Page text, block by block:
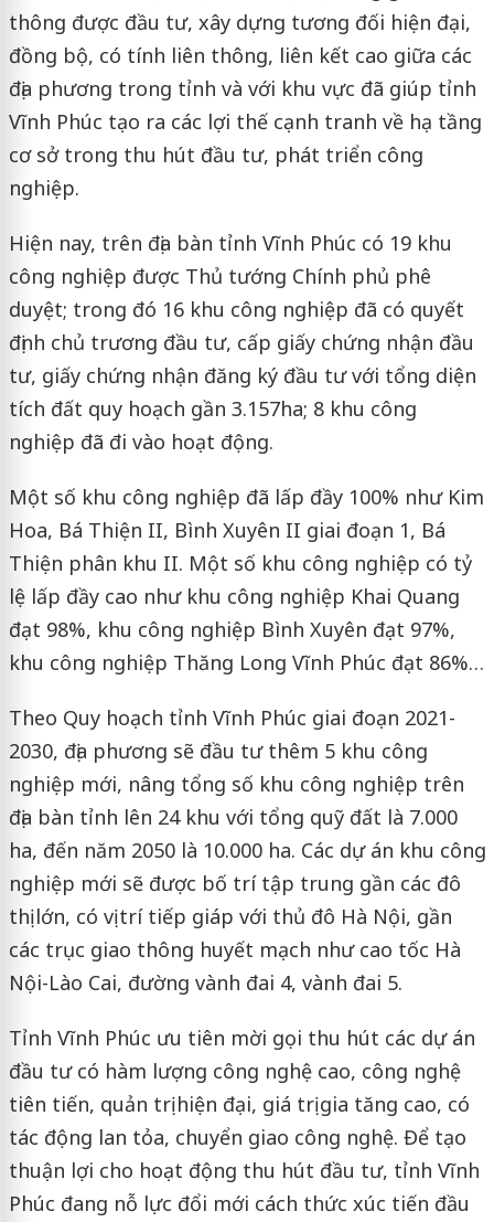
thông được đầu tư, xây dựng tương đối hiện đại,
đồng bộ, có tính liên thông, liên kết cao giữa các
địa phương trong tỉnh và với khu vực đã giúp tỉnh
Vĩnh Phúc tạo ra các lợi thế cạnh tranh về hạ tầng
cơ sở trong thu hút đầu tư, phát triển công
nghiệp.
Hiện nay, trên địa bàn tỉnh Vĩnh Phúc có 19 khu
công nghiệp được Thủ tướng Chính phủ phê
duyệt; trong đó 16 khu công nghiệp đã có quyết
định chủ trương đầu tư, cấp giấy chứng nhận đầu
tư, giấy chứng nhận đăng ký đầu tư với tổng diện
tích đất quy hoạch gần 3.157ha; 8 khu công
nghiệp đã đi vào hoạt động.
Một số khu công nghiệp đã lấp đầy 100% như Kim
Hoa, Bá Thiện II, Bình Xuyên II giai đoạn 1, Bá
Thiện phân khu II. Một số khu công nghiệp có tỷ
lệ lấp đầy cao như khu công nghiệp Khai Quang
đạt 98%, khu công nghiệp Bình Xuyên đạt 97%,
khu công nghiệp Thăng Long Vĩnh Phúc đạt 86%…
Theo Quy hoạch tỉnh Vĩnh Phúc giai đoạn 2021-
2030, địa phương sẽ đầu tư thêm 5 khu công
nghiệp mới, nâng tổng số khu công nghiệp trên
địa bàn tỉnh lên 24 khu với tổng quỹ đất là 7.000
ha, đến năm 2050 là 10.000 ha. Các dự án khu công
nghiệp mới sẽ được bố trí tập trung gần các đô
thị lớn, có vị trí tiếp giáp với thủ đô Hà Nội, gần
các trục giao thông huyết mạch như cao tốc Hà
Nội-Lào Cai, đường vành đai 4, vành đai 5.
Tỉnh Vĩnh Phúc ưu tiên mời gọi thu hút các dự án
đầu tư có hàm lượng công nghệ cao, công nghệ
tiên tiến, quản trị hiện đại, giá trị gia tăng cao, có
tác động lan tỏa, chuyển giao công nghệ. Để tạo
thuận lợi cho hoạt động thu hút đầu tư, tỉnh Vĩnh
Phúc đang nỗ lực đổi mới cách thức xúc tiến đầu